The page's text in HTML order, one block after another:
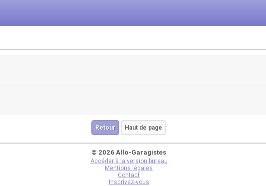
Retour Haut de page
© 2026 Allo-Garagistes
Accéder à la version bureau
Mentions légales
Contact
Inscrivez-vous